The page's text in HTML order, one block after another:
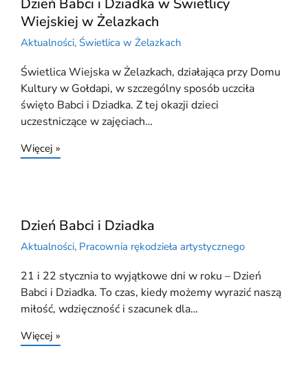
Dzień Babci i Dziadka w Świetlicy
Wiejskiej w Żelazkach
Aktualności, Świetlica w Żelazkach
Świetlica Wiejska w Żelazkach, działająca przy Domu
Kultury w Gołdapi, w szczególny sposób uczciła
święto Babci i Dziadka. Z tej okazji dzieci
uczestniczące w zajęciach…
Więcej »
Dzień Babci i Dziadka
Aktualności, Pracownia rękodzieła artystycznego
21 i 22 stycznia to wyjątkowe dni w roku – Dzień
Babci i Dziadka. To czas, kiedy możemy wyrazić naszą
miłość, wdzięczność i szacunek dla…
Więcej »